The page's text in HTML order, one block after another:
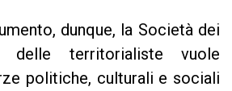
dunque, la Società dei
delle territorialiste vuole
politiche, culturali e sociali